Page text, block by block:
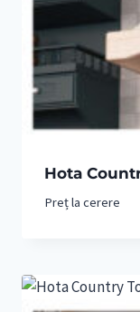
Hota
Preț la cerere